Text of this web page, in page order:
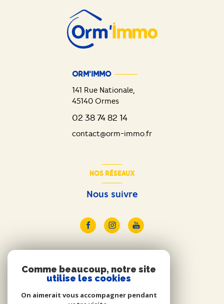
ORM'IMMO
141 Rue Nationale,
45140 Ormes
02 38 74 82 14
contact@orm-immo.fr
NOS RÉSEAUX
Nous suivre
Nous adhérons
Comme beaucoup, notre site
utilise les cookies
On aimerait vous accompagner pendant